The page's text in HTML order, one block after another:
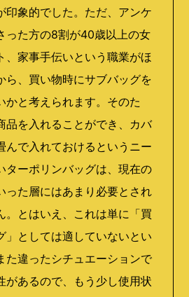
印象的でした。ただ、アンケ
った方の8割が40歳以上の女
、家事手伝いという職業がほ
ら、買い物時にサブバッグを
かと考えられます。そのた
品を入れることができ、カバ
んで入れておけるというニー
ターポリンバッグは、現在の
った層にはあまり必要とされ
。とはいえ、これは単に「買
」としては適していないとい
た違ったシチュエーションで
があるので、もう少し使用状